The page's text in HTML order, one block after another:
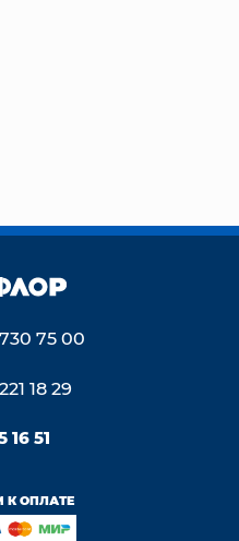
75 00
18 29
16 51
ОПЛАТЕ